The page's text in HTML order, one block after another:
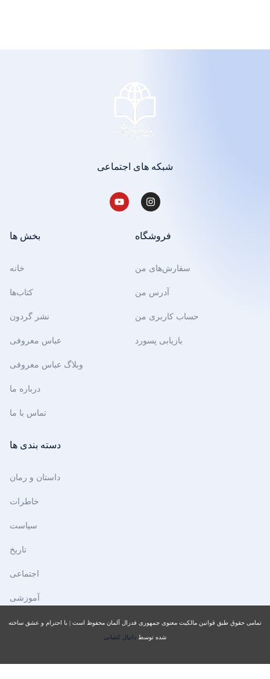
شبکه های اجتماعی
بخش ها
خانه
کتاب‌ها
نشر گردون
عباس معروفی
وبلاگ عباس معروفی
درباره ما
تماس با ما
فروشگاه
سفارش‌های من
آدرس من
حساب کاربری من
بازیابی پسورد
دسته بندی ها
داستان و رمان
خاطرات
سیاست
تاریخ
اجتماعی
آموزشی
تمامی حقوق طبق قوانین مالکیت معنوی جمهوری فدرال آلمان محفوظ است | با احترام و عشق ساخته
شده توسط دانیال کشانی